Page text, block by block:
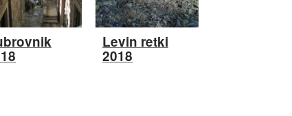
Levin retki
2018